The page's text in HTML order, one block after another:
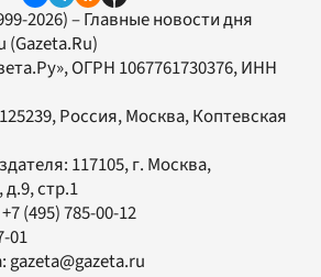
2026) – Главные новости дня
(Gazeta.Ru)
, ОГРН 1067761730376, ИНН
Россия, Москва, Коптевская
117105, г. Москва,
стр.1
+7 (495) 785-00-12
01
gazeta@gazeta.ru